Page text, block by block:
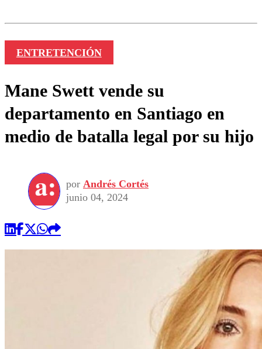
ENTRETENCIÓN
Mane Swett vende su
departamento en Santiago en
medio de batalla legal por su hijo
por Andrés Cortés
junio 04, 2024